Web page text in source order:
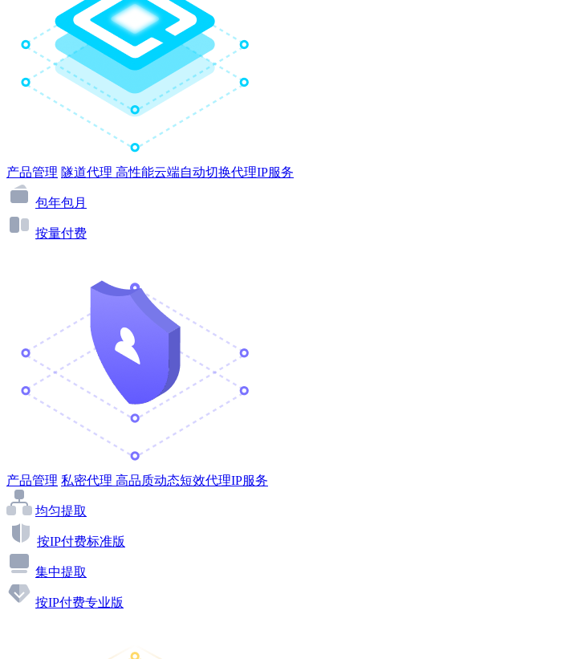
产品管理 隧道代理 高性能云端自动切换代理IP服务
包年包月
按量付费
产品管理 私密代理 高品质动态短效代理IP服务
均匀提取
按IP付费标准版
集中提取
按IP付费专业版